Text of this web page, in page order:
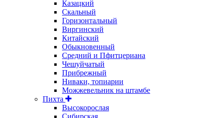
Казацкий
Скальный
Горизонтальный
Виргинский
Китайский
Обыкновенный
Средний и Пфитцериана
Чешуйчатый
Прибрежный
Ниваки, топиарии
Можжевельник на штамбе
Пихта
Высокорослая
Сибирская